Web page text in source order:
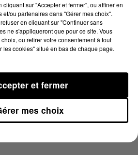
13 sec
DU 12/05/2025 À 16H37
cliquant sur "Accepter et fermer", ou affiner en
ou partenaires dans "Gérer mes choix".
en cliquant sur "Continuer sans
ne s'appliqueront que pour ce site. Vous
ou retirer votre consentement à tout
les cookies" situé en bas de chaque page.
mes choix
et fermer